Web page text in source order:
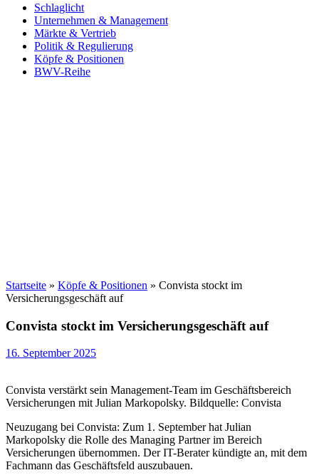
Schlaglicht
Unternehmen & Management
Märkte & Vertrieb
Politik & Regulierung
Köpfe & Positionen
BWV-Reihe
Startseite » Köpfe & Positionen » Convista stockt im
Versicherungsgeschäft auf
Convista stockt im Versicherungsgeschäft auf
16. September 2025
Convista verstärkt sein Management-Team im Geschäftsbereich
Versicherungen mit Julian Markopolsky. Bildquelle: Convista
Neuzugang bei Convista: Zum 1. September hat Julian
Markopolsky die Rolle des Managing Partner im Bereich
Versicherungen übernommen. Der IT-Berater kündigte an, mit dem
Fachmann das Geschäftsfeld auszubauen.